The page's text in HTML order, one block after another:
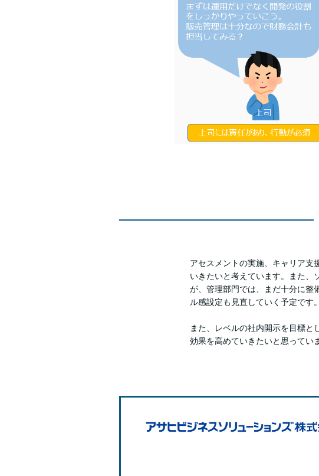
アセスメントの実施、キャリア支
いきたいと考えています。また、
が、管理部門では、まだ十分に整
ル感設定も見直していく予定です。
また、レベルの社内開示を目標
効果を高めていきたいと思ってい